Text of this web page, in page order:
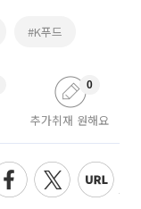
#K푸드
추가취재 원해요
0